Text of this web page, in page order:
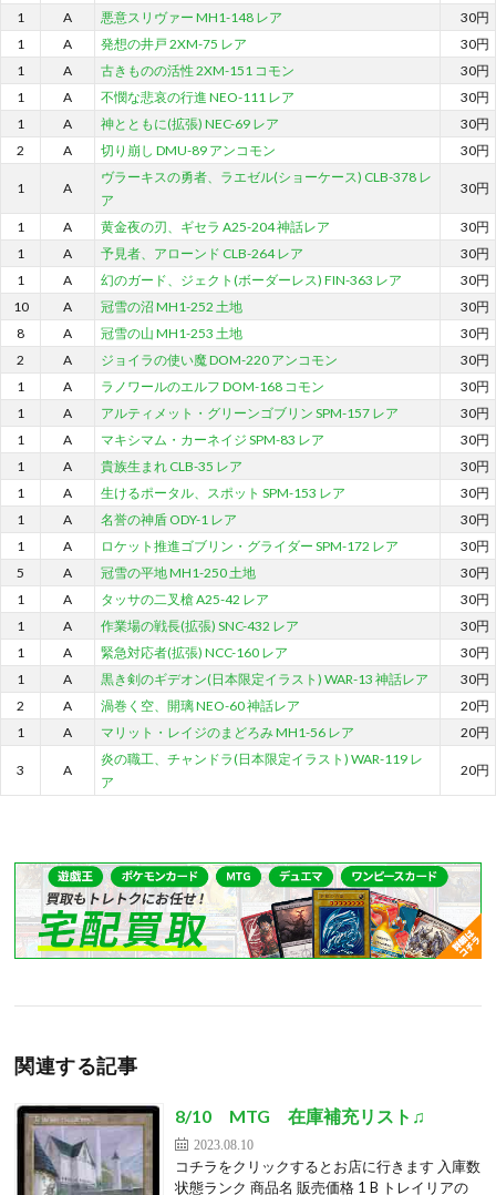
1
A 悪意スリヴァー MH1-148 レア
30円
1
A 発想の井戸 2XM-75 レア
30円
1
A 古きものの活性 2XM-151 コモン
30円
1
A 不憫な悲哀の行進 NEO-111 レア
30円
1
A 神とともに(拡張) NEC-69 レア
30円
2
A 切り崩し DMU-89 アンコモン 30円
1 A
ヴラーキスの勇者、ラエゼル(ショーケース) CLB-378 レ
ア
30円
1 A 黄金夜の刃、ギセラ A25-204 神話レア
30円
1
A 予見者、アローンド CLB-264 レア
30円
1
A 幻のガード、ジェクト(ボーダーレス) FIN-363 レア
30円
10
A 冠雪の沼 MH1-252 土地
30円
8
A 冠雪の山 MH1-253 土地
30円
2
A ジョイラの使い魔 DOM-220 アンコモン
30円
1
A ラノワールのエルフ DOM-168 コモン
30円
1
A アルティメット・グリーンゴブリン SPM-157 レア
30円
1
A マキシマム・カーネイジ SPM-83 レア
30円
1
A 貴族生まれ CLB-35 レア
30円
1
A 生けるポータル、スポット SPM-153 レア
30円
1
A 名誉の神盾 ODY-1 レア
30円
1
A ロケット推進ゴブリン・グライダー SPM-172 レア
30円
5
A 冠雪の平地 MH1-250 土地
30円
1
A タッサの二叉槍 A25-42 レア
30円
1
A 作業場の戦長(拡張) SNC-432 レア
30円
1
A 緊急対応者(拡張) NCC-160 レア
30円
1
A 黒き剣のギデオン(日本限定イラスト) WAR-13 神話レア
30円
2
A 渦巻く空、開璃 NEO-60 神話レア
20円
1
A マリット・レイジのまどろみ MH1-56 レア 20円
3 A
炎の職工、チャンドラ(日本限定イラスト) WAR-119 レ
ア
20円
関連する記事
8/10 MTG 在庫補充リスト♫
2023.08.10
コチラをクリックするとお店に行きます 入庫数
状態ランク 商品名 販売価格 1 B トレイリアの